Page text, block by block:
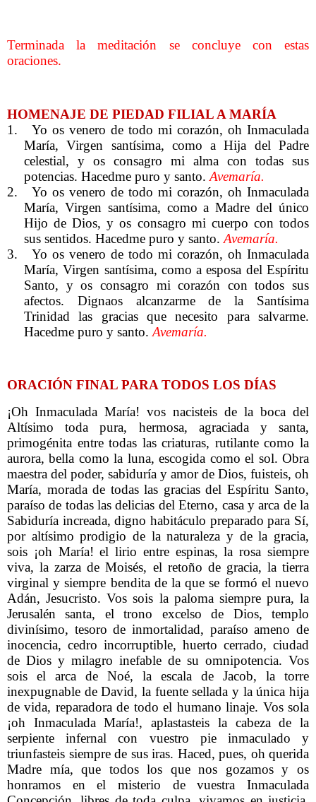
Terminada la meditación se concluye con estas
oraciones.
HOMENAJE DE PIEDAD FILIAL A MARÍA
1.
Yo os venero de todo mi corazón, oh Inmaculada
María, Virgen santísima, como a Hija del Padre
celestial, y os consagro mi alma con todas sus
potencias. Hacedme puro y santo. Avemaría.
2.
Yo os venero de todo mi corazón, oh Inmaculada
María, Virgen santísima, como a Madre del único
Hijo de Dios, y os consagro mi cuerpo con todos
sus sentidos. Hacedme puro y santo. Avemaría.
3.
Yo os venero de todo mi corazón, oh Inmaculada
María, Virgen santísima, como a esposa del Espíritu
Santo, y os consagro mi corazón con todos sus
afectos. Dignaos alcanzarme de la Santísima
Trinidad las gracias que necesito para salvarme.
Hacedme puro y santo. Avemaría.
ORACIÓN FINAL PARA TODOS LOS DÍAS
¡Oh Inmaculada María! vos nacisteis de la boca del
Altísimo toda pura, hermosa, agraciada y santa,
primogénita entre todas las criaturas, rutilante como la
aurora, bella como la luna, escogida como el sol. Obra
maestra del poder, sabiduría y amor de Dios, fuisteis, oh
María, morada de todas las gracias del Espíritu Santo,
paraíso de todas las delicias del Eterno, casa y arca de la
Sabiduría increada, digno habitáculo preparado para Sí,
por altísimo prodigio de la naturaleza y de la gracia,
sois ¡oh María! el lirio entre espinas, la rosa siempre
viva, la zarza de Moisés, el retoño de gracia, la tierra
virginal y siempre bendita de la que se formó el nuevo
Adán, Jesucristo. Vos sois la paloma siempre pura, la
Jerusalén santa, el trono excelso de Dios, templo
divinísimo, tesoro de inmortalidad, paraíso ameno de
inocencia, cedro incorruptible, huerto cerrado, ciudad
de Dios y milagro inefable de su omnipotencia. Vos
sois el arca de Noé, la escala de Jacob, la torre
inexpugnable de David, la fuente sellada y la única hija
de vida, reparadora de todo el humano linaje. Vos sola
¡oh Inmaculada María!, aplastasteis la cabeza de la
serpiente infernal con vuestro pie inmaculado y
triunfasteis siempre de sus iras. Haced, pues, oh querida
Madre mía, que todos los que nos gozamos y os
honramos en el misterio de vuestra Inmaculada